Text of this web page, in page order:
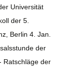
Universität
der 5.
Berlin 4. Jan.
der
Ratschläge der